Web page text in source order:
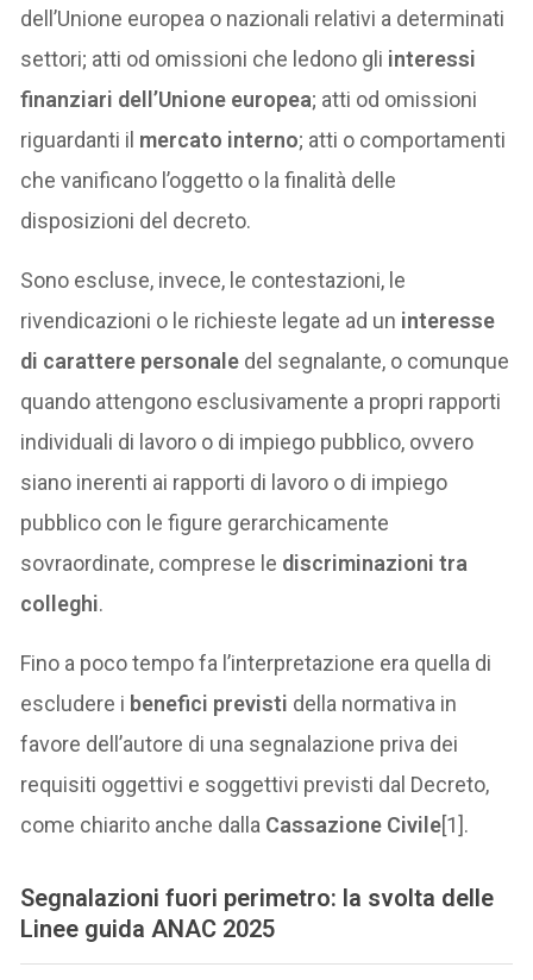
dell’Unione europea o nazionali relativi a determinati
settori; atti od omissioni che ledono gli interessi
finanziari dell’Unione europea; atti od omissioni
riguardanti il mercato interno; atti o comportamenti
che vanificano l’oggetto o la finalità delle
disposizioni del decreto.
Sono escluse, invece, le contestazioni, le
rivendicazioni o le richieste legate ad un interesse
di carattere personale del segnalante, o comunque
quando attengono esclusivamente a propri rapporti
individuali di lavoro o di impiego pubblico, ovvero
siano inerenti ai rapporti di lavoro o di impiego
pubblico con le figure gerarchicamente
sovraordinate, comprese le discriminazioni tra
colleghi.
Fino a poco tempo fa l’interpretazione era quella di
escludere i benefici previsti della normativa in
favore dell’autore di una segnalazione priva dei
requisiti oggettivi e soggettivi previsti dal Decreto,
come chiarito anche dalla Cassazione Civile[1].
Segnalazioni fuori perimetro: la svolta delle
Linee guida ANAC 2025